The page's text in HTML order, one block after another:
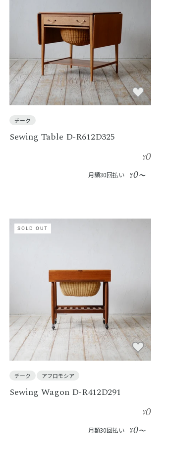
チーク
Sewing Table D-R612D325
¥0
月額30回払い ¥0〜
SOLD OUT
チーク アフロモシア
Sewing Wagon D-R412D291
¥0
月額30回払い ¥0〜